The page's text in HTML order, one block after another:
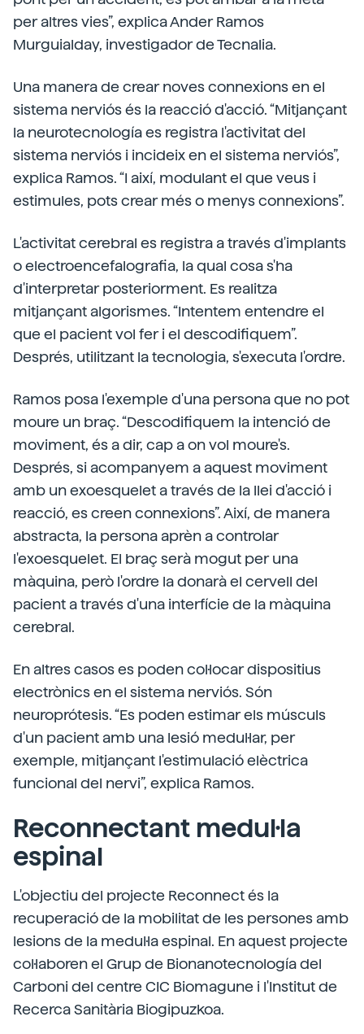
per altres vies”, explica Ander Ramos
Murguialday, investigador de Tecnalia.
Una manera de crear noves connexions en el
sistema nerviós és la reacció d'acció. “Mitjançant
la neurotecnología es registra l'activitat del
sistema nerviós i incideix en el sistema nerviós”,
explica Ramos. “I així, modulant el que veus i
estimules, pots crear més o menys connexions”.
L'activitat cerebral es registra a través d'implants
o electroencefalografia, la qual cosa s'ha
d'interpretar posteriorment. Es realitza
mitjançant algorismes. “Intentem entendre el
que el pacient vol fer i el descodifiquem”.
Després, utilitzant la tecnologia, s'executa l'ordre.
Ramos posa l'exemple d'una persona que no pot
moure un braç. “Descodifiquem la intenció de
moviment, és a dir, cap a on vol moure's.
Després, si acompanyem a aquest moviment
amb un exoesquelet a través de la llei d'acció i
reacció, es creen connexions”. Així, de manera
abstracta, la persona aprèn a controlar
l'exoesquelet. El braç serà mogut per una
màquina, però l'ordre la donarà el cervell del
pacient a través d'una interfície de la màquina
cerebral.
En altres casos es poden col·locar dispositius
electrònics en el sistema nerviós. Són
neuroprótesis. “Es poden estimar els músculs
d'un pacient amb una lesió medul·lar, per
exemple, mitjançant l'estimulació elèctrica
funcional del nervi”, explica Ramos.
Reconnectant medul·la
espinal
L'objectiu del projecte Reconnect és la
recuperació de la mobilitat de les persones amb
lesions de la medul·la espinal. En aquest projecte
col·laboren el Grup de Bionanotecnología del
Carboni del centre CIC Biomagune i l'Institut de
Recerca Sanitària Biogipuzkoa.